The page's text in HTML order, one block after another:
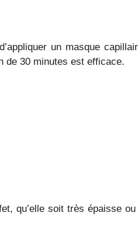
un masque
de 30 minutes est efficace.
qu’elle soit très épaisse